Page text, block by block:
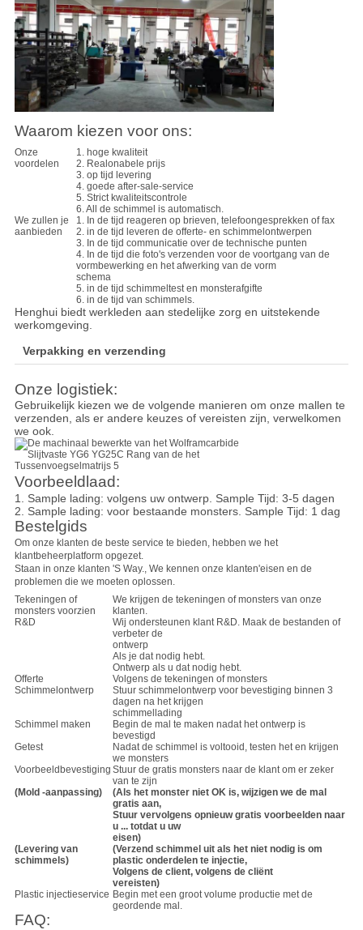
Waarom kiezen voor ons:
Onze
voordelen
1. hoge kwaliteit
2. Realonabele prijs
3. op tijd levering
4. goede after-sale-service
5. Strict kwaliteitscontrole
6. All de schimmel is automatisch.
We zullen je
aanbieden
1. In de tijd reageren op brieven, telefoongesprekken of fax
2. in de tijd leveren de offerte- en schimmelontwerpen
3. In de tijd communicatie over de technische punten
4. In de tijd die foto's verzenden voor de voortgang van de
vormbewerking en het afwerking van de vorm
schema
5. in de tijd schimmeltest en monsterafgifte
6. in de tijd van schimmels.
Henghui biedt werkleden aan stedelijke zorg en uitstekende
werkomgeving.
Verpakking en verzending
Onze logistiek:
Gebruikelijk kiezen we de volgende manieren om onze mallen te
verzenden, als er andere keuzes of vereisten zijn, verwelkomen
we ook.
Voorbeeldlaad:
1. Sample lading: volgens uw ontwerp. Sample Tijd: 3-5 dagen
2. Sample lading: voor bestaande monsters. Sample Tijd: 1 dag
Bestelgids
Om onze klanten de beste service te bieden, hebben we het
klantbeheerplatform opgezet.
Staan in onze klanten 'S Way., We kennen onze klanten'eisen en de
problemen die we moeten oplossen.
Tekeningen of
monsters voorzien
We krijgen de tekeningen of monsters van onze
klanten.
R&D
Wij ondersteunen klant R&D. Maak de bestanden of
verbeter de
ontwerp
Als je dat nodig hebt.
Ontwerp als u dat nodig hebt.
Offerte
Volgens de tekeningen of monsters
Schimmelontwerp
Stuur schimmelontwerp voor bevestiging binnen 3
dagen na het krijgen
schimmellading
Schimmel maken
Begin de mal te maken nadat het ontwerp is
bevestigd
Getest
Nadat de schimmel is voltooid, testen het en krijgen
we monsters
Voorbeeldbevestiging Stuur de gratis monsters naar de klant om er zeker
van te zijn
(Mold -aanpassing)
(Als het monster niet OK is, wijzigen we de mal
gratis aan,
Stuur vervolgens opnieuw gratis voorbeelden naar
u ... totdat u uw
eisen)
(Levering van
schimmels)
(Verzend schimmel uit als het niet nodig is om
plastic onderdelen te injectie,
Volgens de client, volgens de cliënt
vereisten)
Plastic injectieservice Begin met een groot volume productie met de
geordende mal.
FAQ: